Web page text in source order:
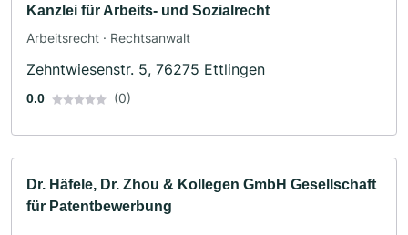
Kanzlei für Arbeits- und Sozialrecht
Arbeitsrecht · Rechtsanwalt
Zehntwiesenstr. 5, 76275 Ettlingen
0.0 (0)
Dr. Häfele, Dr. Zhou & Kollegen GmbH Gesellschaft
für Patentbewerbung